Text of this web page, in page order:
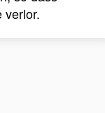
verlor.